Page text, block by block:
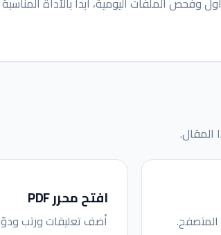
المقال.
افتح محرر PDF
أضف تعليقات ورتب